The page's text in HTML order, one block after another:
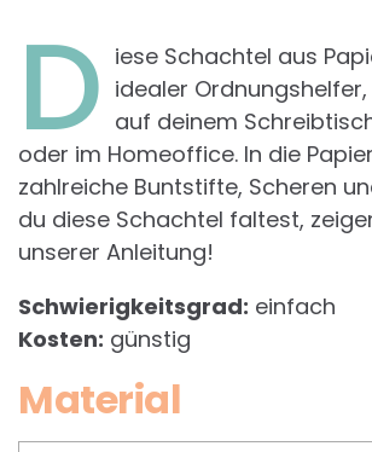
D iese Schachtel aus
idealer
auf deinem
oder im Homeoffice. In die
zahlreiche Buntstifte, Scheren
du diese Schachtel faltest,
unserer Anleitung!
Schwierigkeitsgrad: einfach
Kosten: günstig
Material